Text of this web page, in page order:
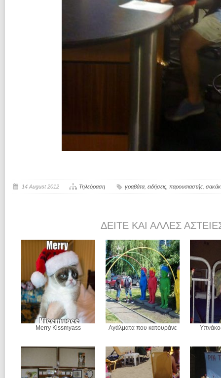
14 August 2012 Τηλεόραση γραβάτα, ειδήσεις παρουσιαστής
ΔΕΊΤΕ ΚΑΙ ΆΛΛΕΣ
Merry Kissmyass Αγάλματα που κατουράνε